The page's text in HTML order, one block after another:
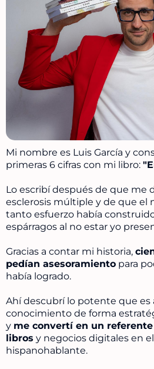
Mi nombre es Luis García y
primeras 6 cifras con mi libro:
Lo escribí después de que me
esclerosis múltiple y de que el
tanto esfuerzo había
espárragos al no estar yo
Gracias a contar mi historia,
pedían asesoramiento para
había logrado.
Ahí descubrí lo potente que es
conocimiento de forma
y me convertí en un
libros y negocios digitales en
hispanohablante.